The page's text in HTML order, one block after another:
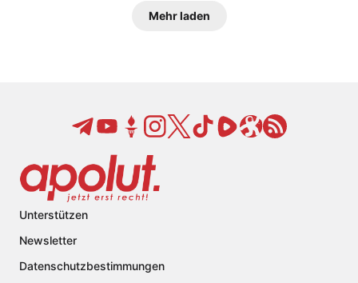
Mehr laden
Unterstützen
Newsletter
Datenschutzbestimmungen